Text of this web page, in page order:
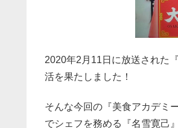
2020年2月11日に放送された
活を果たしました！
そんな今回の『美食アカデミ
でシェフを務める『名雪寛己